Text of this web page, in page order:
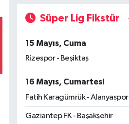
Süper Lig Fikstür
15 Mayıs, Cuma
Rizespor - Beşiktaş
16 Mayıs, Cumartesi
Fatih Karagümrük - Alanyaspor
Gaziantep FK - Başakşehir